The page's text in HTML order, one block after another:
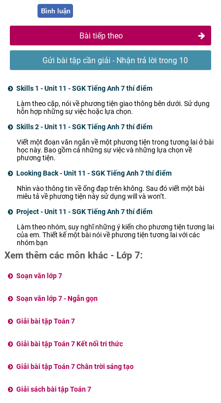
Bình luận
Bài tiếp theo
Gửi bài tập cần giải - Nhận trả lời trong 10
Skills 1 - Unit 11 - SGK Tiếng Anh 7 thí điểm
Làm theo cặp, nói về phương tiện giao thông bên dưới. Sử dụng
hỗn hợp những sự việc hoặc lựa chọn.
Skills 2 - Unit 11 - SGK Tiếng Anh 7 thí điểm
Viết một đoạn văn ngắn về một phương tiện trong tương lai ở bài
học này. Bao gồm cả những sự việc và những lựa chọn về
phương tiện.
Looking Back - Unit 11 - SGK Tiếng Anh 7 thí điểm
Nhìn vào thông tin về ống đạp trên không. Sau đó viết một bài
miêu tả về phương tiện này sử dụng will và won’t.
Project - Unit 11 - SGK Tiếng Anh 7 thí điểm
Làm theo nhóm, suy nghĩ những ý kiến cho phương tiện tương lai
của em. Thiết kế một bài nói về phương tiện tương lai với các
nhóm bạn
Xem thêm các môn khác - Lớp 7:
Soạn văn lớp 7
Soạn văn lớp 7 - Ngắn gọn
Giải bài tập Toán 7
Giải bài tập Toán 7 Kết nối tri thức
Giải bài tập Toán 7 Chân trời sáng tạo
Giải sách bài tập Toán 7